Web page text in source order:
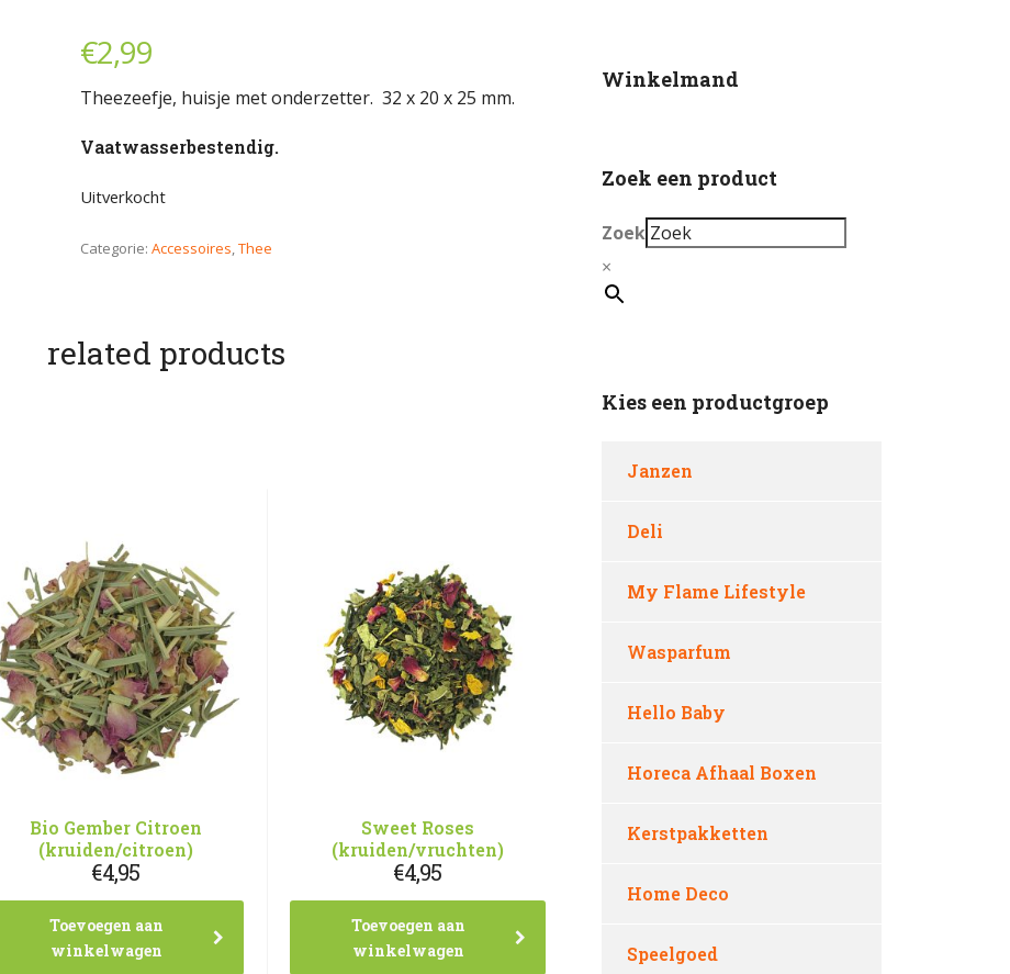
€2,99
Theezeefje, huisje met onderzetter. 32 x 20 x 25 mm.
Vaatwasserbestendig.
Uitverkocht
Categorie: Accessoires,Thee
related products
Bio Gember Citroen
(kruiden/citroen)
€4,95
Toevoegen aan
winkelwagen
Sweet Roses
(kruiden/vruchten)
€4,95
Toevoegen aan
winkelwagen
Winkelmand
Zoek een product
Zoek
×
Kies een productgroep
Janzen
Deli
My Flame Lifestyle
Wasparfum
Hello Baby
Horeca Afhaal Boxen
Kerstpakketten
Home Deco
Speelgoed